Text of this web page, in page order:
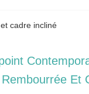
cadre incliné
Et